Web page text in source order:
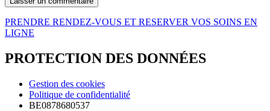
PRENDRE RENDEZ-VOUS ET RESERVER VOS SOINS EN
LIGNE
PROTECTION DES DONNÉES
Gestion des cookies
Politique de confidentialité
BE0878680537